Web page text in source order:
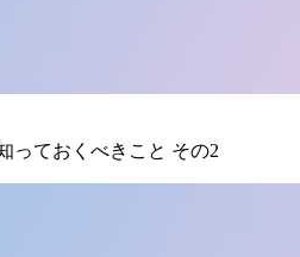
っておくべきこと その2